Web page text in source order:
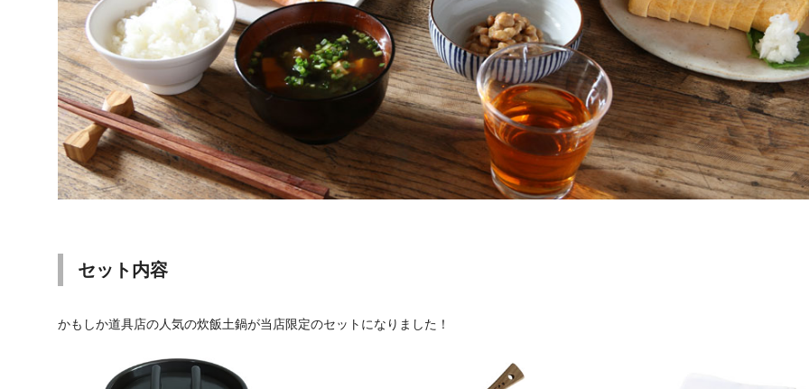
セット内容
かもしか道具店の人気の炊飯土鍋が当店限定のセットになりました！